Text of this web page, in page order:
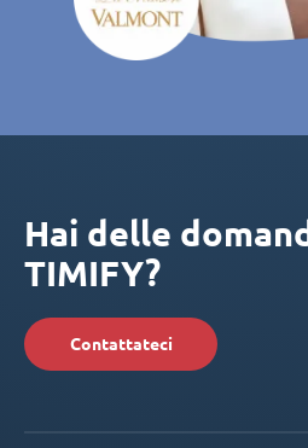
Hai delle
TIMIFY?
Contattateci